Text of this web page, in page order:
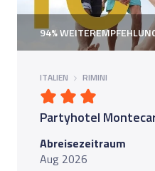
94%
ITALIEN RIMINI
Partyhotel
Abreisezeitraum
Aug 2026